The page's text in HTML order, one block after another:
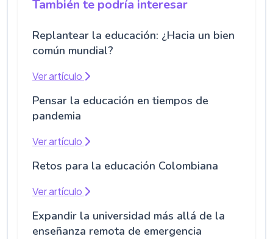
También te podría interesar
Replantear la educación: ¿Hacia un bien
común mundial?
Ver artículo
Pensar la educación en tiempos de
pandemia
Ver artículo
Retos para la educación Colombiana
Ver artículo
Expandir la universidad más allá de la
enseñanza remota de emergencia